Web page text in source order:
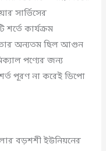
সার্ভিসের
কার্যক্রম
তার অন্যতম ছিল আগুন
পণ্যের জন্য
পূরণ না করেই ডিপো
বড়শশী ইউনিয়নের